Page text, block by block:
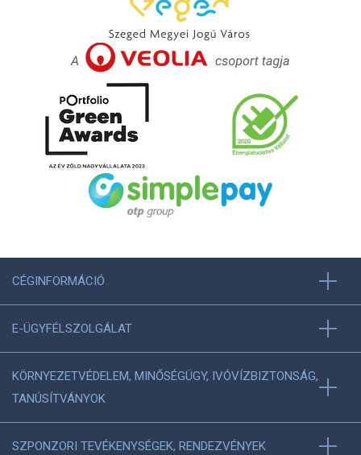
CÉGINFORMÁCIÓ
E-ÜGYFÉLSZOLGÁLAT
KÖRNYEZETVÉDELEM, MINŐSÉGÜGY, IVÓVÍZBIZTONSÁG,
TANÚSÍTVÁNYOK
SZPONZORI TEVÉKENYSÉGEK, RENDEZVÉNYEK